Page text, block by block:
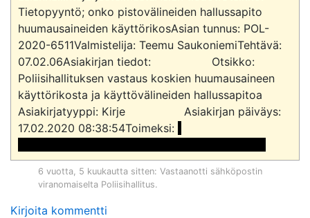
Tietopyyntö; onko pistovälineiden hallussapito
huumausaineiden käyttörikosAsian tunnus: POL-
2020-6511Valmistelija: Teemu SaukoniemiTehtävä:
07.02.06Asiakirjan tiedot:			Otsikko:
Poliisihallituksen vastaus koskien huumausaineen
käyttörikosta ja käyttövälineiden hallussapitoa
Asiakirjatyyppi: Kirje			Asiakirjan päiväys:
6 vuotta, 5 kuukautta sitten: Vastaanotti sähköpostin
viranomaiselta Poliisihallitus.
Kirjoita kommentti